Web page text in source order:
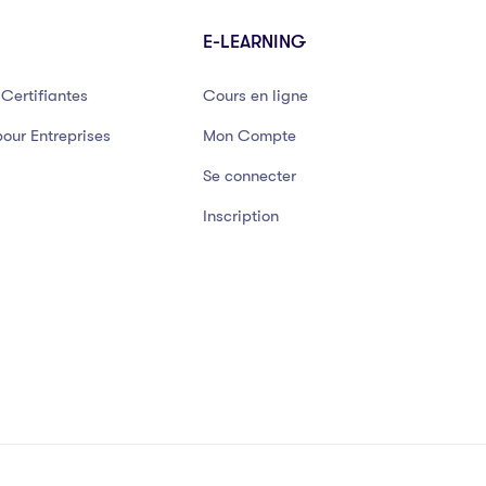
Entreprises
E-LEARNING
Cours en ligne
Mon Compte
Se connecter
Inscription